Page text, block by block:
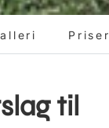
Priser
til